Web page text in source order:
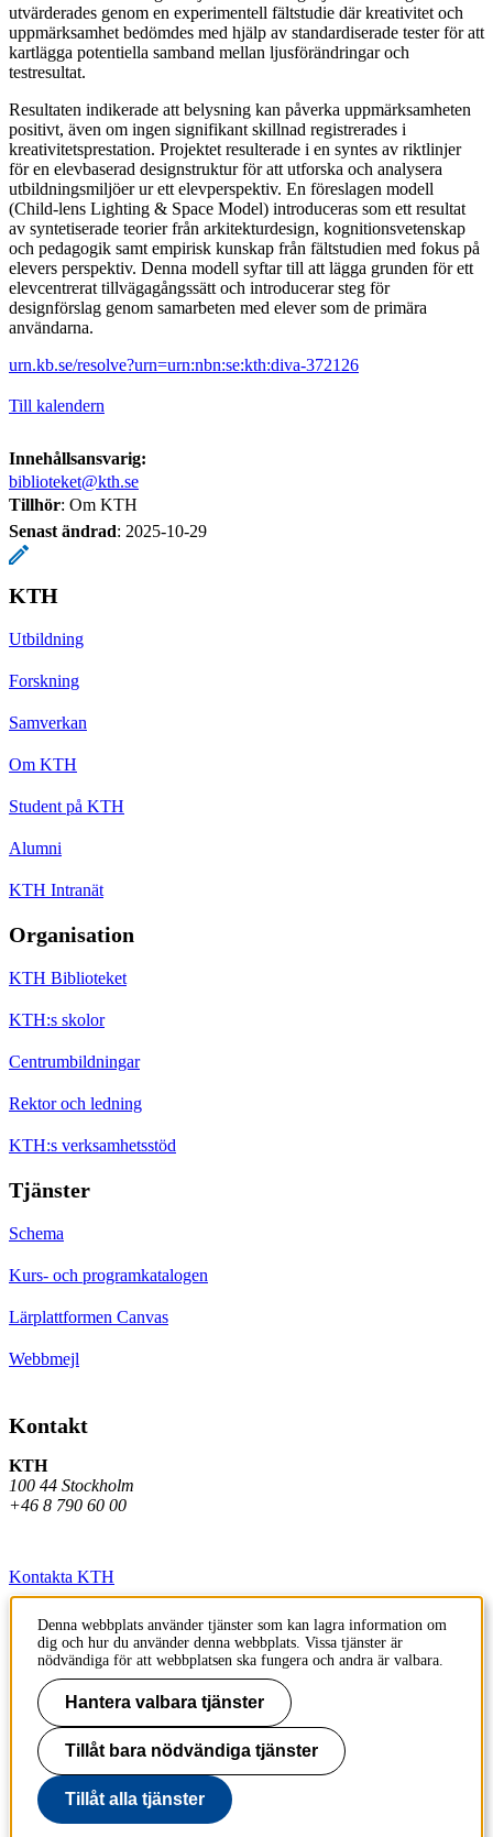
utvärderades genom en experimentell fältstudie där kreativitet och
uppmärksamhet bedömdes med hjälp av standardiserade tester för att
kartlägga potentiella samband mellan ljusförändringar och
testresultat.
Resultaten indikerade att belysning kan påverka uppmärksamheten
positivt, även om ingen signifikant skillnad registrerades i
kreativitetsprestation. Projektet resulterade i en syntes av riktlinjer
för en elevbaserad designstruktur för att utforska och analysera
utbildningsmiljöer ur ett elevperspektiv. En föreslagen modell
(Child-lens Lighting & Space Model) introduceras som ett resultat
av syntetiserade teorier från arkitekturdesign, kognitionsvetenskap
och pedagogik samt empirisk kunskap från fältstudien med fokus på
elevers perspektiv. Denna modell syftar till att lägga grunden för ett
elevcentrerat tillvägagångssätt och introducerar steg för
designförslag genom samarbeten med elever som de primära
användarna.
urn.kb.se/resolve?urn=urn:nbn:se:kth:diva-372126
Till kalendern
Innehållsansvarig:
biblioteket@kth.se
Tillhör: Om KTH
Senast ändrad: 2025-10-29
KTH
Utbildning
Forskning
Samverkan
Om KTH
Student på KTH
Alumni
KTH Intranät
Organisation
KTH Biblioteket
KTH:s skolor
Centrumbildningar
Rektor och ledning
KTH:s verksamhetsstöd
Tjänster
Schema
Kurs- och programkatalogen
Lärplattformen Canvas
Webbmejl
Kontakt
KTH
100 44 Stockholm
+46 8 790 60 00
Kontakta KTH
Jobba på KTH
Press och media
Faktura och betalning KTH
Om KTH:s webbplatser
Tillgänglighetsredogörelse
Denna webbplats använder tjänster som kan lagra information om
dig och hur du använder denna webbplats. Vissa tjänster är
nödvändiga för att webbplatsen ska fungera och andra är valbara.
Hantera valbara tjänster
Tillåt bara nödvändiga tjänster
Tillåt alla tjänster